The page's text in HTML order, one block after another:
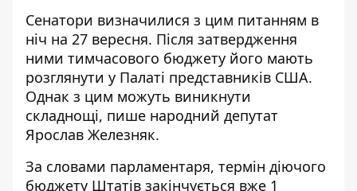
Сенатори визначилися з цим питанням в
ніч на 27 вересня. Після затвердження
ними тимчасового бюджету його мають
розглянути у Палаті представників США.
Однак з цим можуть виникнути
складнощі, пише народний депутат
Ярослав Железняк.
За словами парламентаря, термін діючого
бюджету Штатів закінчується вже 1